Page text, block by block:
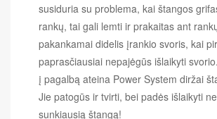
susiduria su problema, kai štangos
rankų, tai gali lemti ir prakaitas ant
pakankamai didelis įrankio svoris, kai
paprasčiausiai nepajėgūs išlaikyti
į pagalbą ateina Power System diržai
Jie patogūs ir tvirti, bei padės išlaikyti
sunkiausią štangą!